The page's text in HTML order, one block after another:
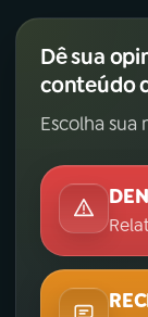
Dê sua
conteúdo
Escolha